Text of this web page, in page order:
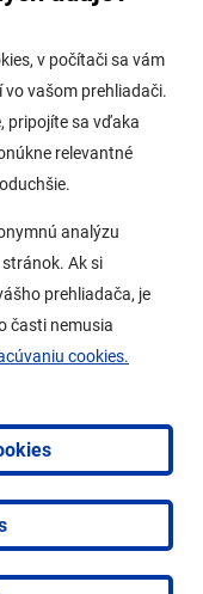
v počítači sa vám
vašom prehliadači.
pripojíte sa vďaka
relevantné
analýzu
Ak si
prehliadača, je
časti nemusia
cookies.
|Tvorba web
spol. s r.o.